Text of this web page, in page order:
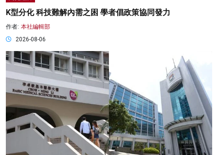
K型分化 科技難解內需之困 學者倡政策協同發力
作者: 本社編輯部
2026-08-06